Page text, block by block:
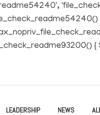
LEADERSHIP NEWS